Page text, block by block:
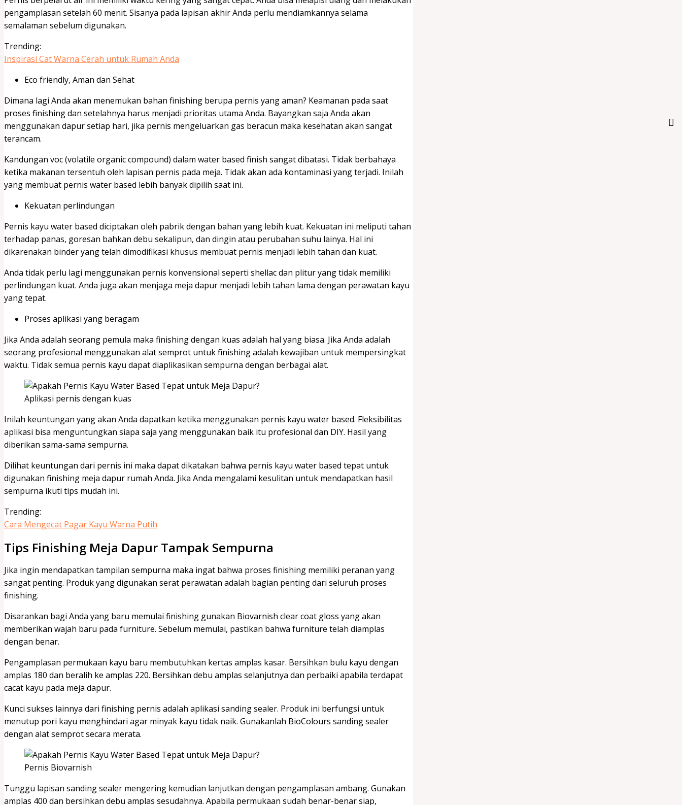
pengamplasan setelah 60 menit. Sisanya pada lapisan akhir Anda perlu mendiamkannya selama
semalaman sebelum digunakan.
Trending:
Inspirasi Cat Warna Cerah untuk Rumah Anda
Eco friendly, Aman dan Sehat
Dimana lagi Anda akan menemukan bahan finishing berupa pernis yang aman? Keamanan pada saat
proses finishing dan setelahnya harus menjadi prioritas utama Anda. Bayangkan saja Anda akan
menggunakan dapur setiap hari, jika pernis mengeluarkan gas beracun maka kesehatan akan sangat
terancam.
Kandungan voc (volatile organic compound) dalam water based finish sangat dibatasi. Tidak berbahaya
ketika makanan tersentuh oleh lapisan pernis pada meja. Tidak akan ada kontaminasi yang terjadi. Inilah
yang membuat pernis water based lebih banyak dipilih saat ini.
Kekuatan perlindungan
Pernis kayu water based diciptakan oleh pabrik dengan bahan yang lebih kuat. Kekuatan ini meliputi tahan
terhadap panas, goresan bahkan debu sekalipun, dan dingin atau perubahan suhu lainya. Hal ini
dikarenakan binder yang telah dimodifikasi khusus membuat pernis menjadi lebih tahan dan kuat.
Anda tidak perlu lagi menggunakan pernis konvensional seperti shellac dan plitur yang tidak memiliki
perlindungan kuat. Anda juga akan menjaga meja dapur menjadi lebih tahan lama dengan perawatan kayu
yang tepat.
Proses aplikasi yang beragam
Jika Anda adalah seorang pemula maka finishing dengan kuas adalah hal yang biasa. Jika Anda adalah
seorang profesional menggunakan alat semprot untuk finishing adalah kewajiban untuk mempersingkat
waktu. Tidak semua pernis kayu dapat diaplikasikan sempurna dengan berbagai alat.
Aplikasi pernis dengan kuas
Inilah keuntungan yang akan Anda dapatkan ketika menggunakan pernis kayu water based. Fleksibilitas
aplikasi bisa menguntungkan siapa saja yang menggunakan baik itu profesional dan DIY. Hasil yang
diberikan sama-sama sempurna.
Dilihat keuntungan dari pernis ini maka dapat dikatakan bahwa pernis kayu water based tepat untuk
digunakan finishing meja dapur rumah Anda. Jika Anda mengalami kesulitan untuk mendapatkan hasil
sempurna ikuti tips mudah ini.
Trending:
Cara Mengecat Pagar Kayu Warna Putih
Tips Finishing Meja Dapur Tampak Sempurna
Jika ingin mendapatkan tampilan sempurna maka ingat bahwa proses finishing memiliki peranan yang
sangat penting. Produk yang digunakan serat perawatan adalah bagian penting dari seluruh proses
finishing.
Disarankan bagi Anda yang baru memulai finishing gunakan Biovarnish clear coat gloss yang akan
memberikan wajah baru pada furniture. Sebelum memulai, pastikan bahwa furniture telah diamplas
dengan benar.
Pengamplasan permukaan kayu baru membutuhkan kertas amplas kasar. Bersihkan bulu kayu dengan
amplas 180 dan beralih ke amplas 220. Bersihkan debu amplas selanjutnya dan perbaiki apabila terdapat
cacat kayu pada meja dapur.
Kunci sukses lainnya dari finishing pernis adalah aplikasi sanding sealer. Produk ini berfungsi untuk
menutup pori kayu menghindari agar minyak kayu tidak naik. Gunakanlah BioColours sanding sealer
dengan alat semprot secara merata.
Pernis Biovarnish
Tunggu lapisan sanding sealer mengering kemudian lanjutkan dengan pengamplasan ambang. Gunakan
amplas 400 dan bersihkan debu amplas sesudahnya. Apabila permukaan sudah benar-benar siap,